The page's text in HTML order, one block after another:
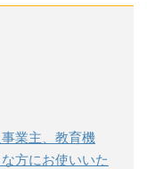
業主、教育機
方にお使いいた